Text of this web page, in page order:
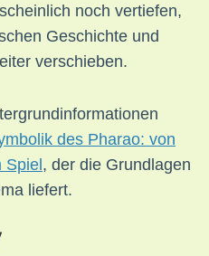
noch vertiefen,
Geschichte und
verschieben.
des Pharao: von
Spiel, der die Grundlagen
liefert.